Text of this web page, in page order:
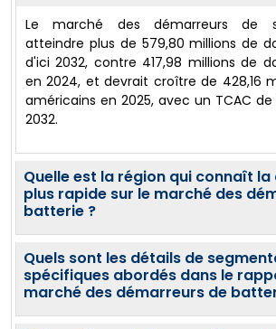
Le marché des démarreurs de
atteindre plus de 579,80 millions de
d'ici 2032, contre 417,98 millions de
en 2024, et devrait croître de 428,16
américains en 2025, avec un TCAC
2032.
Quelle est la région qui connaît
plus rapide sur le marché des
batterie ?
Quels sont les détails de
spécifiques abordés dans le
marché des démarreurs de